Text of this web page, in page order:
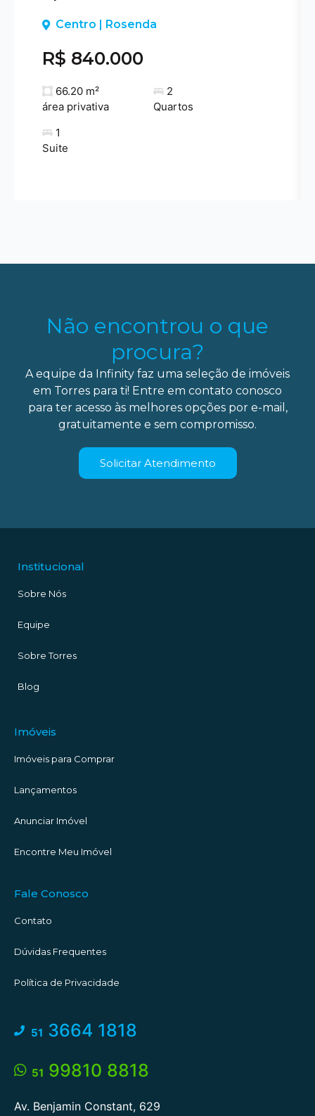
PreviousCentro | Rosenda
R$ 840.000
66.20 m²
área privativa
2
Quartos
1
Suite
Não encontrou o que
procura?
A equipe da Infinity faz uma seleção de imóveis
em Torres para ti! Entre em contato conosco
para ter acesso às melhores opções por e-mail,
gratuitamente e sem compromisso.
Solicitar Atendimento
Institucional
Sobre Nós
Equipe
Sobre Torres
Blog
Imóveis
Imóveis para Comprar
Lançamentos
Anunciar Imóvel
Encontre Meu Imóvel
Fale Conosco
Contato
Dúvidas Frequentes
Política de Privacidade
51 3664 1818
51 99810 8818
Av. Benjamin Constant, 629